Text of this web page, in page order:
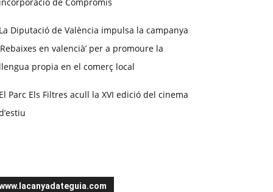
La Diputació de València impulsa la campanya
en valencià’ per a promoure la
llengua propia en el comerç local
El Parc Els Filtres acull la XVI edició del cinema